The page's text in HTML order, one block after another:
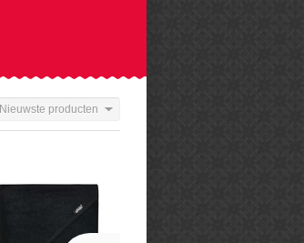
Nieuwste producten